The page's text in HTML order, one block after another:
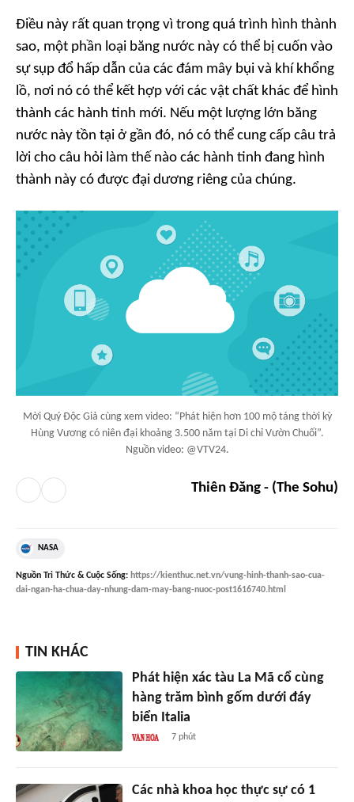
Điều này rất quan trọng vì trong quá trình hình thành
sao, một phần loại băng nước này có thể bị cuốn vào
sự sụp đổ hấp dẫn của các đám mây bụi và khí khổng
lồ, nơi nó có thể kết hợp với các vật chất khác để hình
thành các hành tinh mới. Nếu một lượng lớn băng
nước này tồn tại ở gần đó, nó có thể cung cấp câu trả
lời cho câu hỏi làm thế nào các hành tinh đang hình
thành này có được đại dương riêng của chúng.
Mời Quý Độc Giả cùng xem video: “Phát hiện hơn 100 mộ táng thời kỳ
Hùng Vương có niên đại khoảng 3.500 năm tại Di chỉ Vườn Chuối”.
Nguồn video: @VTV24.
Thiên Đăng - (The Sohu)
NASA
Nguồn Tri Thức & Cuộc Sống: https://kienthuc.net.vn/vung-hinh-thanh-sao-cua-
dai-ngan-ha-chua-day-nhung-dam-may-bang-nuoc-post1616740.html
TIN KHÁC
Phát hiện xác tàu La Mã cổ cùng
hàng trăm bình gốm dưới đáy
biển Italia
7 phút
Các nhà khoa học thực sự có 1